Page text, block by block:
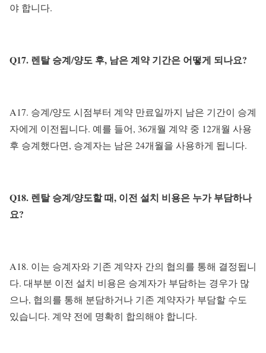
야 합니다.
Q17. 렌탈 승계/양도 후, 남은 계약 기간은 어떻게 되나요?
A17. 승계/양도 시점부터 계약 만료일까지 남은 기간이 승계
자에게 이전됩니다. 예를 들어, 36개월 계약 중 12개월 사용
후 승계했다면, 승계자는 남은 24개월을 사용하게 됩니다.
Q18. 렌탈 승계/양도할 때, 이전 설치 비용은 누가 부담하나
요?
A18. 이는 승계자와 기존 계약자 간의 협의를 통해 결정됩니
다. 대부분 이전 설치 비용은 승계자가 부담하는 경우가 많
으나, 협의를 통해 분담하거나 기존 계약자가 부담할 수도
있습니다. 계약 전에 명확히 합의해야 합니다.